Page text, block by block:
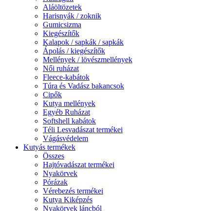
Aláöltözetek
Harisnyák / zoknik
Gumicsizma
Kiegészítők
Kalapok / sapkák / sapkák
Ápolás / kiegészítők
Mellények / lövészmellények
Női ruházat
Fleece-kabátok
Túra és Vadász bakancsok
Cipők
Kutya mellények
Egyéb Ruházat
Softshell kabátok
Téli Lesvadászat termékei
Vágásvédelem
Kutyás termékek
Összes
Hajtóvadászat termékei
Nyakörvek
Pórázak
Vérebezés termékei
Kutya Kiképzés
Nyakörvek láncból